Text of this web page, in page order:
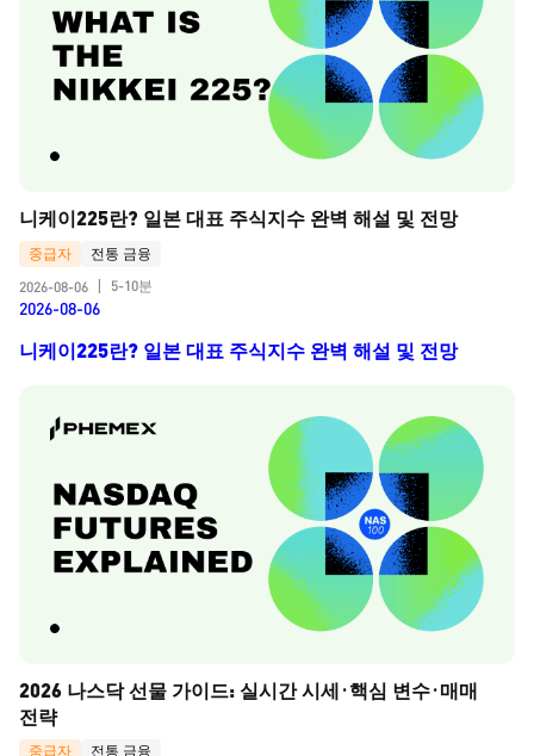
니케이225란? 일본 대표 주식지수 완벽 해설 및 전망
중급자
전통 금융
2026-08-06
5-10분
2026-08-06
니케이225란? 일본 대표 주식지수 완벽 해설 및 전망
2026 나스닥 선물 가이드: 실시간 시세·핵심 변수·매매
전략
중급자
전통 금융